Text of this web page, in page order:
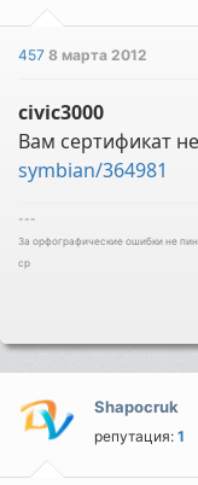
4578 марта 2012
civic3000
Вам сертификат
symbian/364981
---
За орфографические ошибки не
ср
Shapocruk
репутация:1